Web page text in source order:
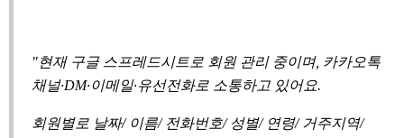
"현재 구글 스프레드시트로 회원 관리 중이며, 카카오톡
채널·DM·이메일·유선전화로 소통하고 있어요.
회원별로 날짜/ 이름/ 전화번호/ 성별/ 연령/ 거주지역/